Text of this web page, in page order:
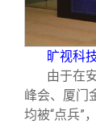
旷视科
由于在
峰会、厦门
均被“点兵”